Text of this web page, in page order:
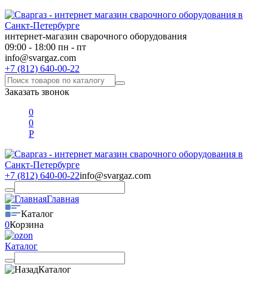
интернет-магазин сварочного оборудования
09:00 - 18:00 пн - пт
info@svargaz.com
+7 (812) 640-00-22
Заказать звонок
0
0
Р
+7 (812) 640-00-22info@svargaz.com
Главная
Каталог
0Корзина
Каталог
Каталог